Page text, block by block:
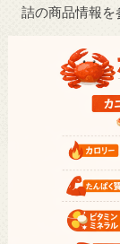
詰の商品情報を